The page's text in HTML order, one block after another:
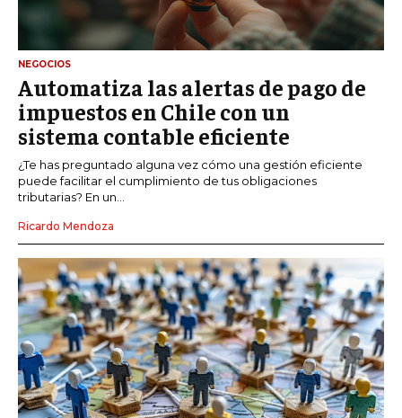
NEGOCIOS
Automatiza las alertas de pago de
impuestos en Chile con un
sistema contable eficiente
¿Te has preguntado alguna vez cómo una gestión eficiente
puede facilitar el cumplimiento de tus obligaciones
tributarias? En un...
Ricardo Mendoza